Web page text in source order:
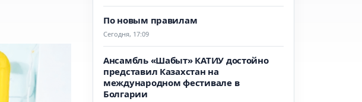
По новым правилам
Сегодня, 17:09
Ансамбль «Шабыт» КАТИУ достойно
представил Казахстан на
международном фестивале в
Болгарии